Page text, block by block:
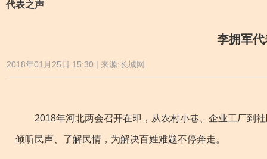
代表之声
李拥军
2018年01月25日 15:30 | 来源:长城网
2018年河北两会召开在即，从农村小巷、企业工厂到社
倾听民声、了解民情，为解决百姓难题不停奔走。